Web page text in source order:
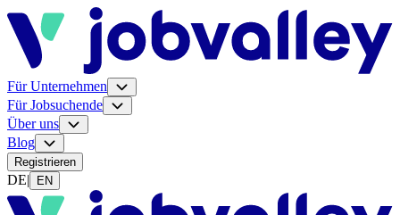
Für Unternehmen
Für Jobsuchende
Über uns
Blog
Registrieren
DE| EN